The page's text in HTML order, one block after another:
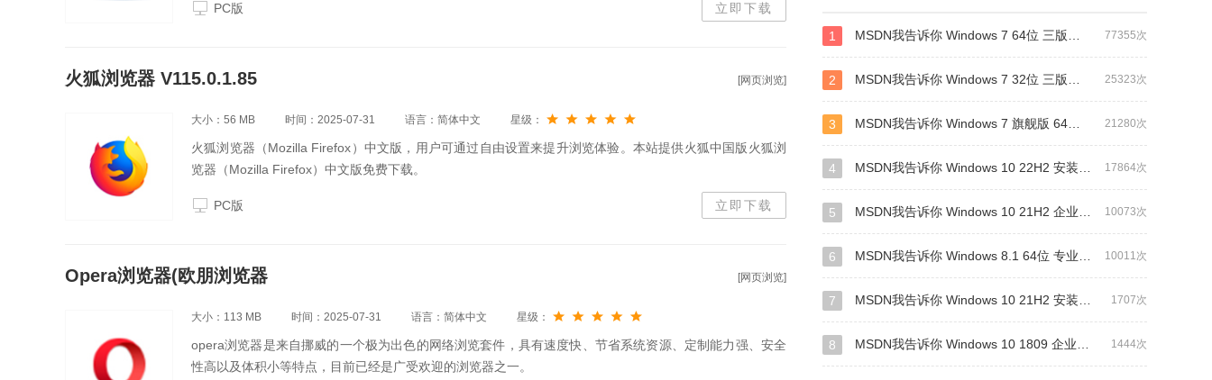
PC版 立即下载
[网页浏览]
火狐浏览器 V115.0.1.85
大小：56 MB 时间：2025-07-31 语言：简体中文 星级：
火狐浏览器（Mozilla Firefox）中文版，用户可通过自由设置来提升浏览体验。本站提供火狐中国版火狐浏
览器（Mozilla Firefox）中文版免费下载。
PC版 立即下载
[网页浏览]
Opera浏览器(欧朋浏览器
大小：113 MB 时间：2025-07-31 语言：简体中文 星级：
opera浏览器是来自挪威的一个极为出色的网络浏览套件，具有速度快、节省系统资源、定制能力强、安全
性高以及体积小等特点，目前已经是广受欢迎的浏览器之一。
77355次
1 MSDN我告诉你 Windows 7 64位 三版合一 安装版
25323次
2 MSDN我告诉你 Windows 7 32位 三版合一 安装版
21280次
3 MSDN我告诉你 Windows 7 旗舰版 64位 安装版(支持intel&amd最新硬件)
17864次
4 MSDN我告诉你 Windows 10 22H2 安装版 64位
10073次
5 MSDN我告诉你 Windows 10 21H2 企业版LTSC 安装版 64位
10011次
6 MSDN我告诉你 Windows 8.1 64位 专业安装版
1707次
7 MSDN我告诉你 Windows 10 21H2 安装版 64位
1444次
8 MSDN我告诉你 Windows 10 1809 企业版LTSC 安装版 64位